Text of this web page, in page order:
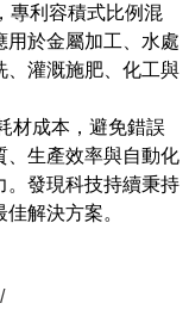
專利容積式比例混
用於金屬加工、水處
、灌溉施肥、化工與
材成本，避免錯誤
、生產效率與自動化
。發現科技持續秉持